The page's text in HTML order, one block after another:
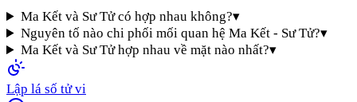
Ma Kết và Sư Tử có hợp nhau không?▾
Nguyên tố nào chi phối mối quan hệ Ma Kết - Sư Tử?▾
Ma Kết và Sư Tử hợp nhau về mặt nào nhất?▾
Lập lá số tử vi